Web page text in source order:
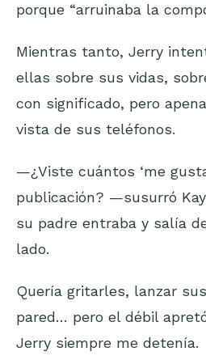
porque “arruinaba la
Mientras tanto, Jerry
ellas sobre sus vidas,
con significado, pero
vista de sus teléfonos.
—¿Viste cuántos ‘me
publicación? —susurró
su padre entraba y salía
lado.
Quería gritarles, lanzar
pared… pero el débil
Jerry siempre me detenía.